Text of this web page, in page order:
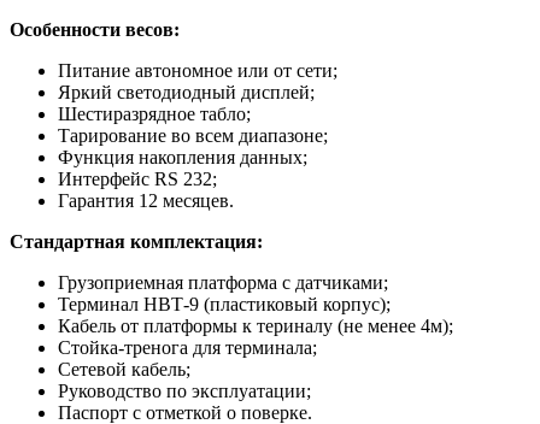
Особенности весов:
Питание автономное или от сети;
Яркий светодиодный дисплей;
Шестиразрядное табло;
Тарирование во всем диапазоне;
Функция накопления данных;
Интерфейс RS 232;
Гарантия 12 месяцев.
Стандартная комплектация:
Грузоприемная платформа с датчиками;
Терминал НВТ-9 (пластиковый корпус);
Кабель от платформы к териналу (не менее 4м);
Стойка-тренога для терминала;
Сетевой кабель;
Руководство по эксплуатации;
Паспорт с отметкой о поверке.